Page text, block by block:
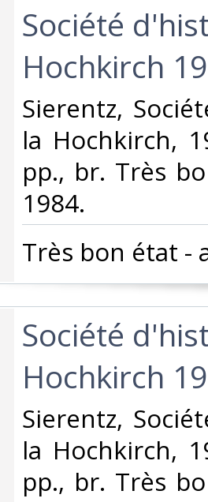
‎Société
Hochkirch
‎Sierentz,
la Hochkirch,
pp., br. Très
1984.‎
‎Très bon état -
‎Société
Hochkirch
‎Sierentz,
la Hochkirch,
pp., br. Très